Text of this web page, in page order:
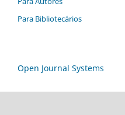
Para Bibliotecários
Open Journal Systems